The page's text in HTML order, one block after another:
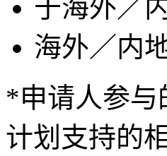
于海外／
海外／内
*申请人参与
计划支持的